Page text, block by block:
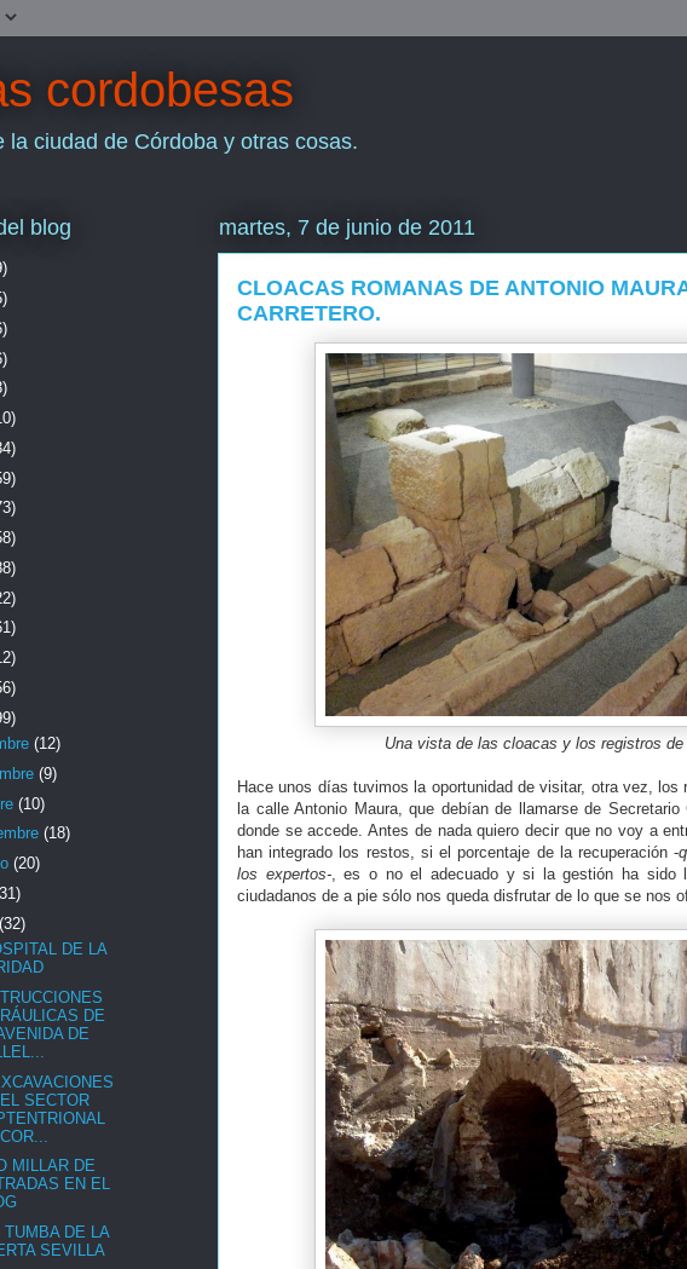
cordobesas
la ciudad de Córdoba y otras cosas.
martes, 7 de junio de 2011
CLOACAS ROMANAS DE ANTONIO
CARRETERO.
Una vista de las cloacas y los registros
Hace unos días tuvimos la oportunidad de visitar, otra vez, los
la calle Antonio Maura, que debían de llamarse de
donde se accede. Antes de nada quiero decir que no voy a
han integrado los restos, si el porcentaje de la recuperación -
los expertos-, es o no el adecuado y si la gestión ha sido
ciudadanos de a pie sólo nos queda disfrutar de lo que se nos
blog
(12)
(9)
(10)
(18)
(20)
(32)
DE LA
DE
AVENIDA DE
SECTOR
MILLAR DE
EN EL
TUMBA DE LA
SEVILLA